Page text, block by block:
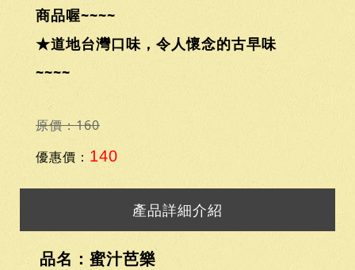
商品喔~~~~
★道地台灣口味，令人懷念的古早味
~~~~
原價：160
優惠價： 140
產品詳細介紹
品名：蜜汁芭樂